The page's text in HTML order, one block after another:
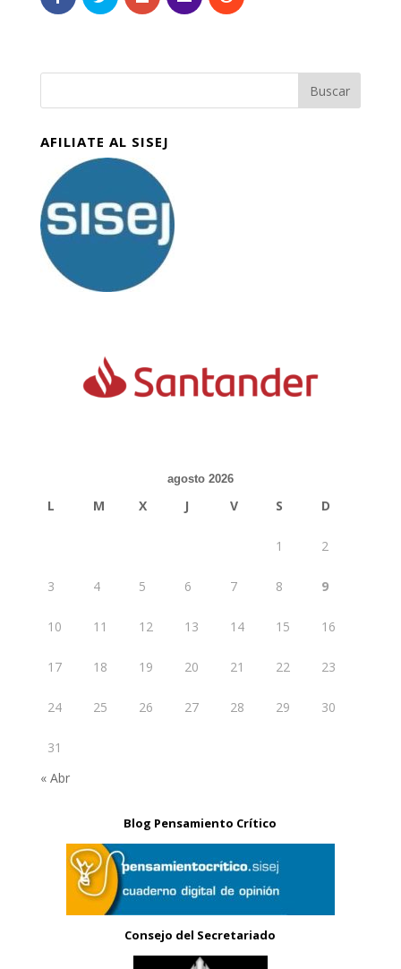
AFILIATE AL SISEJ
agosto 2026
L M X J V S D
1 2
3 4 5 6 7 8 9
10 11 12 13 14 15 16
17 18 19 20 21 22 23
24 25 26 27 28 29 30
31
« Abr
Blog Pensamiento Crítico
Consejo del Secretariado